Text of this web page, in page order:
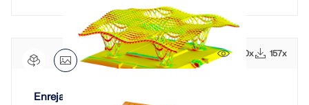
3110x 157x
Enrejado de madera